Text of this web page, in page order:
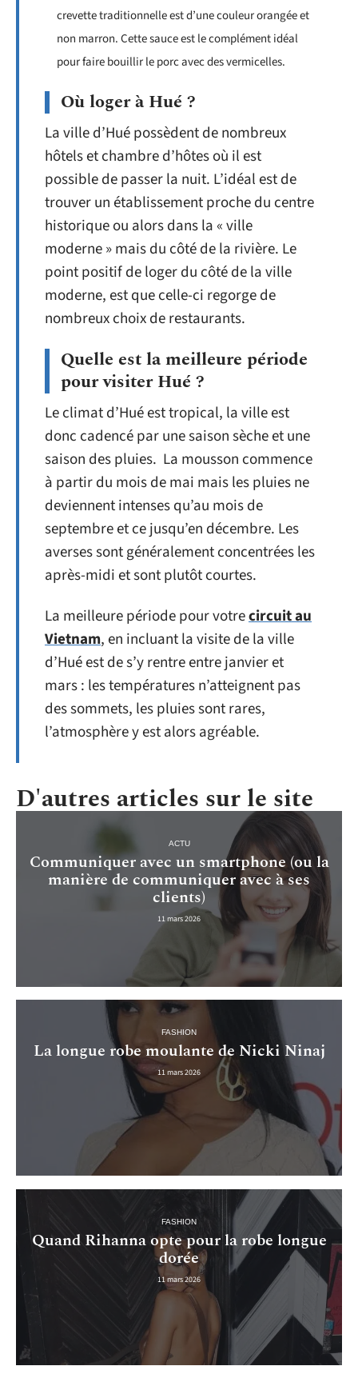
crevette traditionnelle est d’une couleur orangée et
non marron. Cette sauce est le complément idéal
pour faire bouillir le porc avec des vermicelles.
Où loger à Hué ?
La ville d’Hué possèdent de nombreux
hôtels et chambre d’hôtes où il est
possible de passer la nuit. L’idéal est de
trouver un établissement proche du centre
historique ou alors dans la « ville
moderne » mais du côté de la rivière. Le
point positif de loger du côté de la ville
moderne, est que celle-ci regorge de
nombreux choix de restaurants.
Quelle est la meilleure période
pour visiter Hué ?
Le climat d’Hué est tropical, la ville est
donc cadencé par une saison sèche et une
saison des pluies. La mousson commence
à partir du mois de mai mais les pluies ne
deviennent intenses qu’au mois de
septembre et ce jusqu’en décembre. Les
averses sont généralement concentrées les
après-midi et sont plutôt courtes.
La meilleure période pour votrecircuit au
Vietnam, en incluant la visite de la ville
d’Hué est de s’y rentre entre janvier et
mars : les températures n’atteignent pas
des sommets, les pluies sont rares,
l’atmosphère y est alors agréable.
D'autres articles sur le site
ACTU
Communiquer avec un smartphone (ou la
manière de communiquer avec à ses
clients)
11 mars 2026
FASHION
La longue robe moulante de Nicki Ninaj
11 mars 2026
FASHION
Quand Rihanna opte pour la robe longue
dorée
11 mars 2026